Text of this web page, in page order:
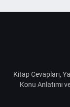
Kitap Cevapları,
Konu Anlatımı